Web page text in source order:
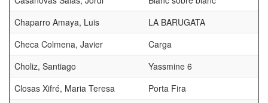
Chaparro Amaya, Luis
LA BARUGATA
Checa Colmena, Javier
Carga
Choliz, Santiago
Yassmine 6
Closas Xifré, Maria Teresa
Porta Fira